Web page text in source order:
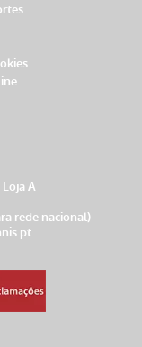
A
rede nacional)